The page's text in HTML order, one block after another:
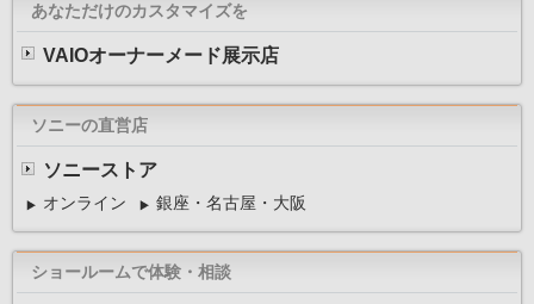
あなただけのカスタマイズを
VAIOオーナーメード展示店
ソニーの直営店
ソニーストア
オンライン 銀座・名古屋・大阪
ショールームで体験・相談